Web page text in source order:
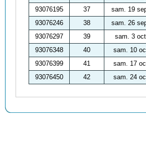
93076195
37 sam. 19
93076246
38 sam. 26
93076297
39 sam. 3
93076348
40 sam. 10
93076399
41 sam. 17
93076450
42 sam. 24